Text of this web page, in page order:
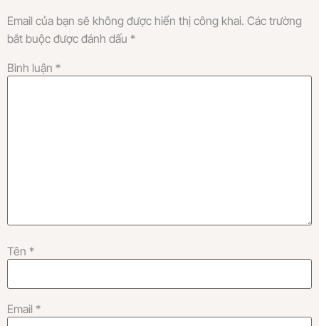
Email của bạn sẽ không được hiển thị công khai. Các trường
bắt buộc được đánh dấu *
Bình luận *
Tên *
Email *